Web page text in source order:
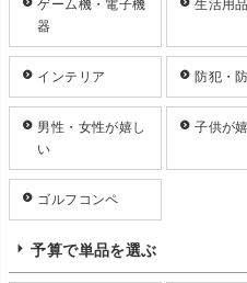
ゲーム機・電子機
器
生活用品
インテリア 防犯・
男性・女性が嬉し
い
子供が
ゴルフコンペ
予算で単品を選ぶ